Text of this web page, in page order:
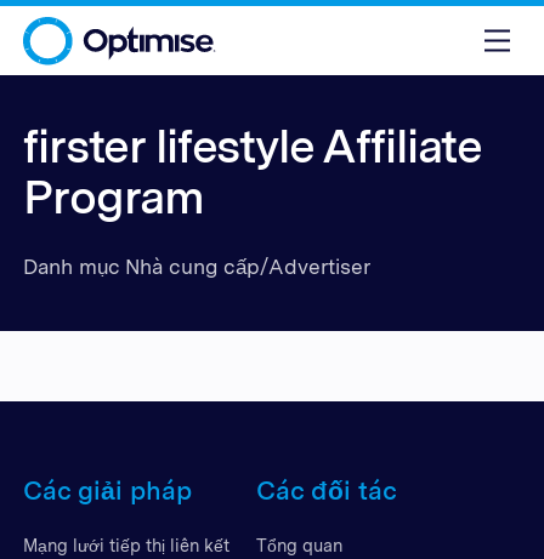
firster lifestyle Affiliate
Program
Danh mục Nhà cung cấp/Advertiser
Các giải pháp
Mạng lưới tiếp thị liên kết
Các đối tác
Tổng quan